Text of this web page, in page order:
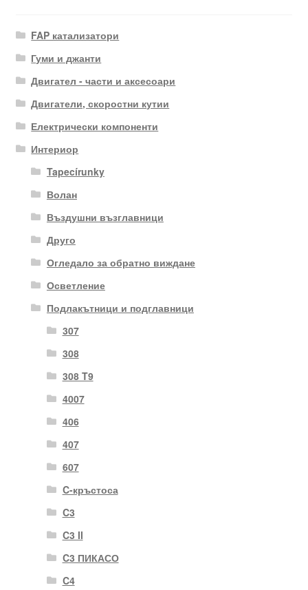
FAP катализатори
Гуми и джанти
Двигател - части и аксесоари
Двигатели, скоростни кутии
Електрически компоненти
Интериор
Tapecírunky
Волан
Въздушни възглавници
Друго
Огледало за обратно виждане
Осветление
Подлакътници и подглавници
307
308
308 T9
4007
406
407
607
C-кръстоса
C3
C3 II
C3 ПИКАСО
C4